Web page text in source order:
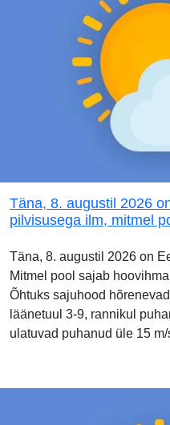
Täna, 8. augustil 2026
pilvisusega ilm, mitmel
Täna, 8. augustil 2026 on
Mitmel pool sajab
Õhtuks sajuhood
läänetuul 3-9, rannikul
ulatuvad puhanud üle 15